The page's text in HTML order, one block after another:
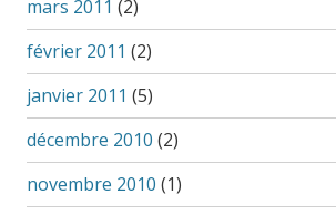
mars 2011 (2)
février 2011 (2)
janvier 2011 (5)
décembre 2010 (2)
novembre 2010 (1)